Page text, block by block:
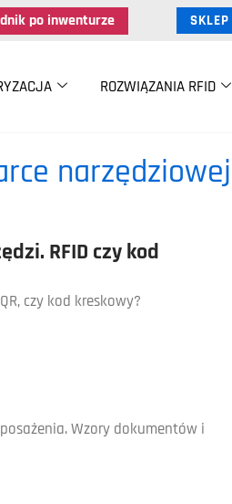
po inwenturze SKLEP
ROZWIĄZANIA RFID
narzędziowej
RFID czy kod
czy kod kreskowy?
Wzory dokumentów i